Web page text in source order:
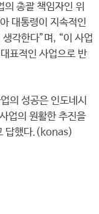
총괄 책임자인 위
대통령이 지속적인
각한다”며, “이 사업
표적인 사업으로 반
의 성공은 인도네시
업의 원활한 추진을
답했다.(konas)